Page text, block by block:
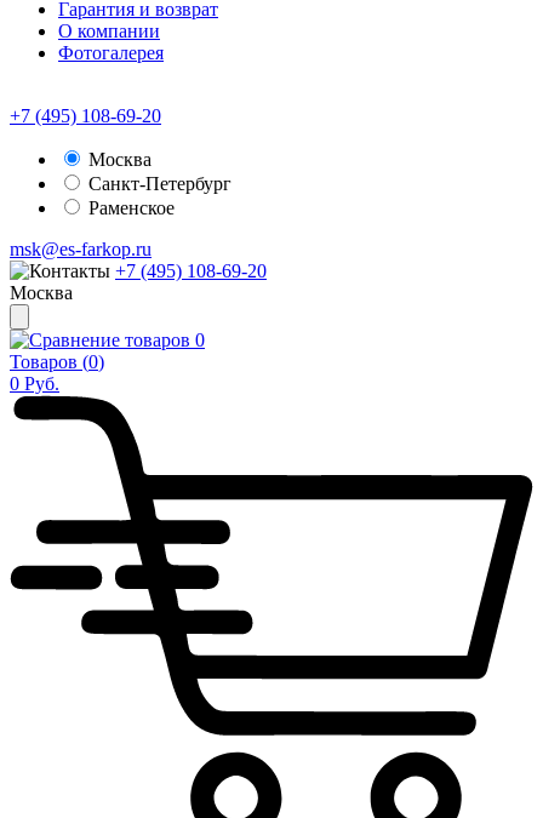
Гарантия и возврат
О компании
Фотогалерея
+7 (495) 108-69-20
Москва
Санкт-Петербург
Раменское
msk@es-farkop.ru
+7 (495) 108-69-20
Москва
0
Товаров (0)
0 Руб.